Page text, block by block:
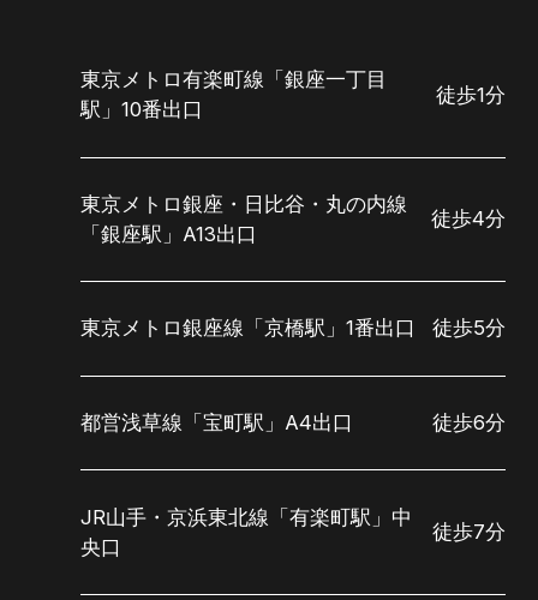
東京メトロ有楽町線「銀座一丁目
駅」10番出口
徒歩1分
東京メトロ銀座・日比谷・丸の内線
「銀座駅」A13出口
徒歩4分
東京メトロ銀座線「京橋駅」1番出口 徒歩5分
都営浅草線「宝町駅」A4出口 徒歩6分
JR山手・京浜東北線「有楽町駅」中
央口
徒歩7分